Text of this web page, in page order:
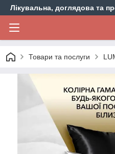
Лікувальна, доглядова та
Товари та послуги